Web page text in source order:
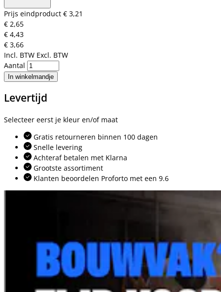
Prijs eindproduct € 3,21
€ 2,65
€ 4,43
€ 3,66
Incl. BTW Excl. BTW
Aantal
In winkelmandje
Levertijd
Selecteer eerst je kleur en/of maat
Gratis retourneren binnen 100 dagen
Snelle levering
Achteraf betalen met Klarna
Grootste assortiment
Klanten beoordelen Proforto met een 9.6